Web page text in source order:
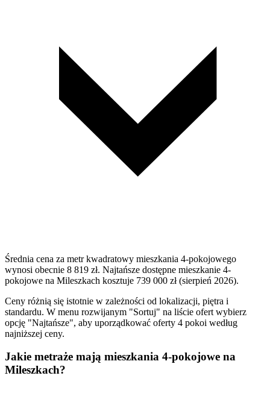
Średnia cena za metr kwadratowy mieszkania 4-pokojowego
wynosi obecnie 8 819 zł. Najtańsze dostępne mieszkanie 4-
pokojowe na Mileszkach kosztuje 739 000 zł (sierpień 2026).
Ceny różnią się istotnie w zależności od lokalizacji, piętra i
standardu. W menu rozwijanym "Sortuj" na liście ofert wybierz
opcję "Najtańsze", aby uporządkować oferty 4 pokoi według
najniższej ceny.
Jakie metraże mają mieszkania 4-pokojowe na
Mileszkach?